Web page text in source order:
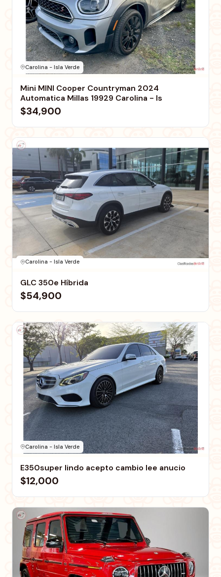
Carolina - Isla Verde
Mini MINI Cooper Countryman 2024
Automatica Millas 19929 Carolina - Is
$34,900
Carolina - Isla Verde
GLC 350e Híbrida
$54,900
Carolina - Isla Verde
E350super lindo acepto cambio lee anucio
$12,000